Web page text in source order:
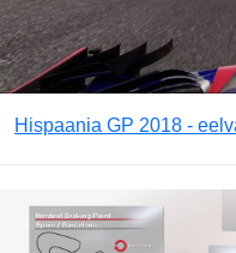
Hispaania GP 2018 -